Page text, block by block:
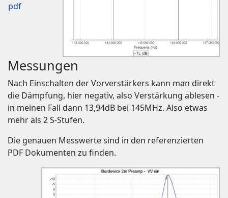
pdf
Messungen
Nach Einschalten der Vorverstärkers kann man direkt
die Dämpfung, hier negativ, also Verstärkung ablesen -
in meinen Fall dann 13,94dB bei 145MHz. Also etwas
mehr als 2 S-Stufen.
Die genauen Messwerte sind in den referenzierten
PDF Dokumenten zu finden.